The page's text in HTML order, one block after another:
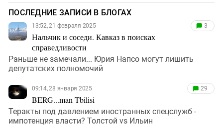
ПОСЛЕДНИЕ ЗАПИСИ В БЛОГАХ
13:52, 21 февраля 2025
Нальчик и соседи. Кавказ в поисках
справедливости
3
Раньше не замечали... Юрия Напсо могут лишить
депутатских полномочий
09:14, 28 января 2025
BERG...man Tbilisi
29
Теракты под давлением иностранных спецслужб -
импотенция власти? Толстой vs Ильин